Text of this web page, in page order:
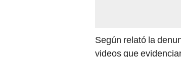
Según relató la
videos que